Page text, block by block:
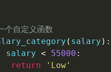
个自定义函数
( salary ) :
salary < 55000 :
return
'Low'